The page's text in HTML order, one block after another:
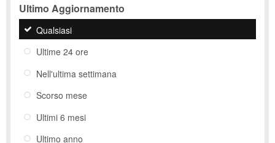
Ultimo Aggiornamento
Qualsiasi
Ultime 24 ore
Nell'ultima settimana
Scorso mese
Ultimi 6 mesi
Ultimo anno